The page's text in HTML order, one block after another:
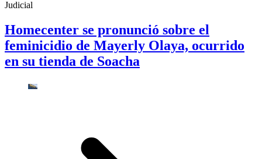
Judicial
Homecenter se pronunció sobre el
feminicidio de Mayerly Olaya, ocurrido
en su tienda de Soacha